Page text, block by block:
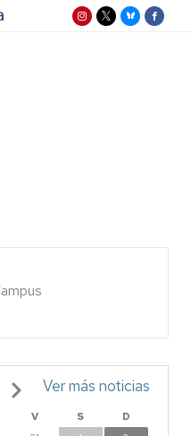
V S
D
Ver más noticias